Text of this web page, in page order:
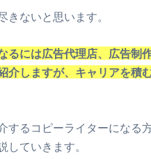
きないと思います。
るには広告代理店、広告制
介しますが、キャリアを積
するコピーライターになる
していきます。